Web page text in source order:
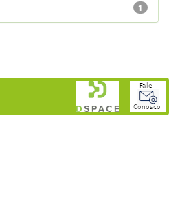
1